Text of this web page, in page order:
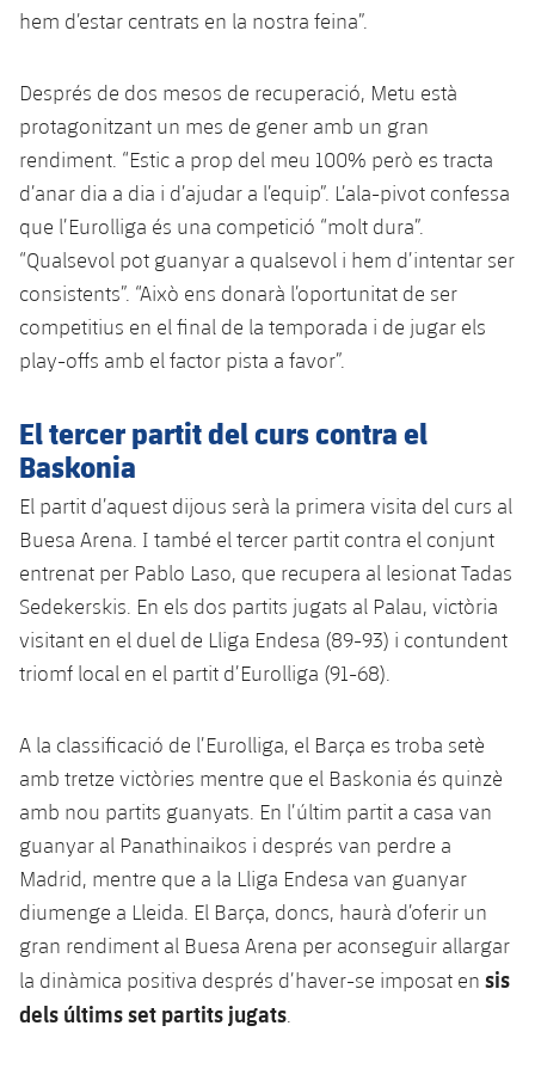
Jugadors
Calendari
Resultats
Fotos
Voleibol masculí
Voleibol femení
Apunta't a les amateurs
Carnet de l'Esportista Amateur
PLUSICON
MÉS
League of Legends
VALORANT Rising
VALORANT Game Changers
eFootball
hem d’estar centrats en la nostra feina”.
Després de dos mesos de recuperació, Metu està
protagonitzant un mes de gener amb un gran
rendiment. “Estic a prop del meu 100% però es tracta
d’anar dia a dia i d’ajudar a l’equip”. L’ala-pivot confessa
que l’Eurolliga és una competició “molt dura”.
“Qualsevol pot guanyar a qualsevol i hem d’intentar ser
consistents”. “Això ens donarà l’oportunitat de ser
competitius en el final de la temporada i de jugar els
play-offs amb el factor pista a favor”.
El tercer partit del curs contra el
Baskonia
El partit d’aquest dijous serà la primera visita del curs al
Buesa Arena. I també el tercer partit contra el conjunt
entrenat per Pablo Laso, que recupera al lesionat Tadas
Sedekerskis. En els dos partits jugats al Palau, victòria
visitant en el duel de Lliga Endesa (89-93) i contundent
triomf local en el partit d’Eurolliga (91-68).
A la classificació de l’Eurolliga, el Barça es troba setè
amb tretze victòries mentre que el Baskonia és quinzè
amb nou partits guanyats. En l’últim partit a casa van
guanyar al Panathinaikos i després van perdre a
Madrid, mentre que a la Lliga Endesa van guanyar
diumenge a Lleida. El Barça, doncs, haurà d’oferir un
gran rendiment al Buesa Arena per aconseguir allargar
la dinàmica positiva després d’haver-se imposat en sis
dels últims set partits jugats